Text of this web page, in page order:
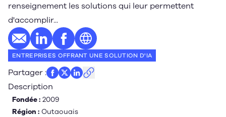
renseignement les solutions qui leur permettent
d'accomplir...
E-mailProfil LinkedIn
Profil Facebook
Site web
ENTREPRISES OFFRANT UNE SOLUTION D'IA
Partager :
Description
Fondée : 2009
Région : Outaouais